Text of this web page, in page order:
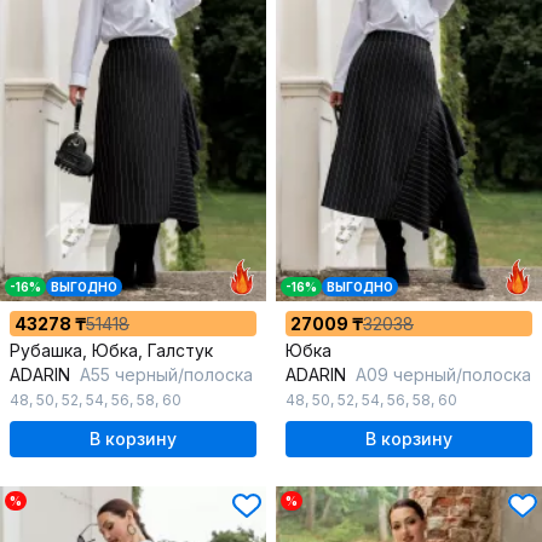
-16% ВЫГОДНО
43278 ₸51418
Рубашка, Юбка, Галстук
ADARIN А55 черный/полоска
48, 50, 52, 54, 56, 58, 60
В корзину
-16% ВЫГОДНО
27009 ₸32038
Юбка
ADARIN А09 черный/полоска
48, 50, 52, 54, 56, 58, 60
В корзину
% %